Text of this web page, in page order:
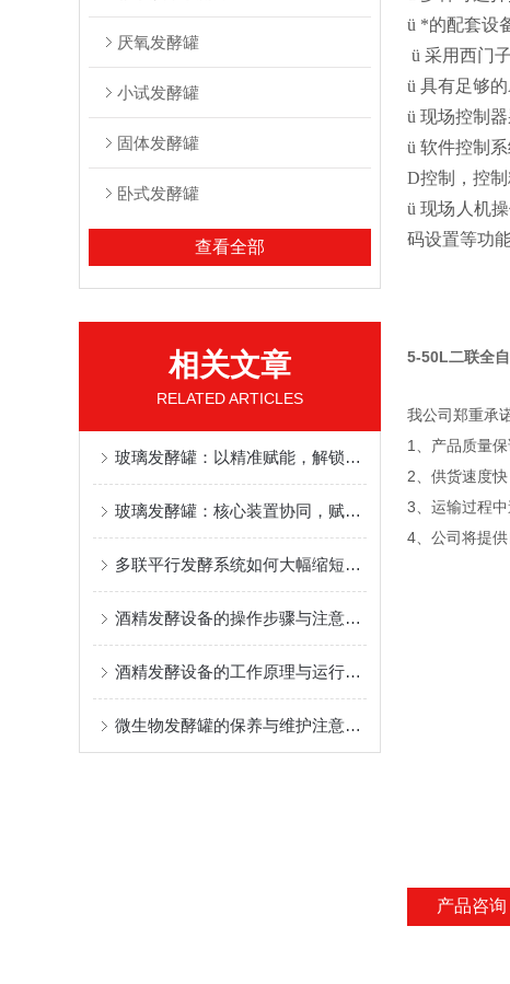
厌氧发酵罐
小试发酵罐
固体发酵罐
卧式发酵罐
查看全部
相关文章
RELATED ARTICLES
玻璃发酵罐：以精准赋能，解锁发酵高效新体验
玻璃发酵罐：核心装置协同，赋能精准发酵全流程
多联平行发酵系统如何大幅缩短菌种筛选与工艺优化周期？
酒精发酵设备的操作步骤与注意事项
酒精发酵设备的工作原理与运行逻辑
微生物发酵罐的保养与维护注意事项
ü *的配套设
ü 采用西门
ü 具有足够
ü 现场控制
ü 软件控制
D控制，控
ü 现场人机
码设置等功能
5-50L二联全
我公司郑重承
1、产品质量
2、供货速度快
3、运输过程
4、公司将提
产品咨询